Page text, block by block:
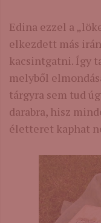
Edina ezzel a
elkezdett más
kacsintgatni. Így
melyből
tárgyra sem tud
darabra, hisz
életteret kaphat